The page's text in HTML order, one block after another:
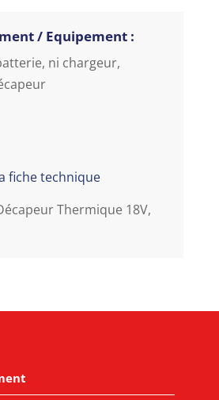
/ Equipement :
ni chargeur,
fiche technique
Thermique 18V,